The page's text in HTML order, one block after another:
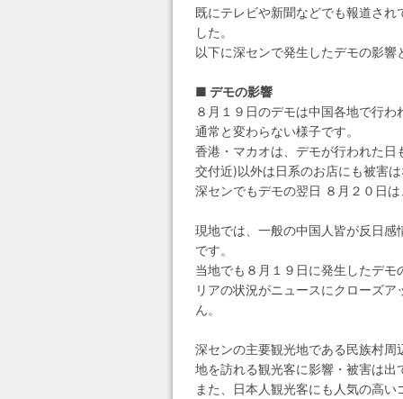
既にテレビや新聞などでも報道さ
した。
以下に深センで発生したデモの影
■ デモの影響
８月１９日のデモは中国各地で行
通常と変わらない様子です。
香港・マカオは、デモが行われた
交付近)以外は日系のお店にも被害
深センでもデモの翌日 ８月２０日
現地では、一般の中国人皆が反日
です。
当地でも８月１９日に発生したデ
リアの状況がニュースにクローズ
ん。
深センの主要観光地である民族村
地を訪れる観光客に影響・被害は出
また、日本人観光客にも人気の高